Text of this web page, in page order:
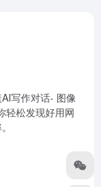
写作对话- 图像
轻松发现好用网